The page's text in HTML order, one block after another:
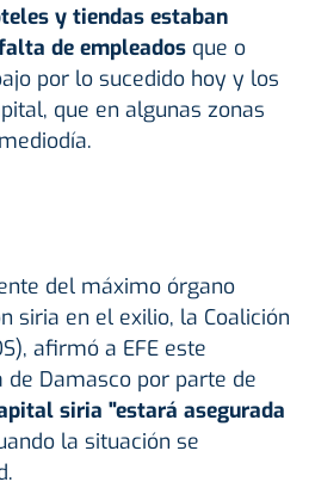
y tiendas estaban
de empleados que o
por lo sucedido hoy y los
que en algunas zonas
del máximo órgano
siria en el exilio, la Coalición
afirmó a EFE este
Damasco por parte de
siria "estará asegurada
la situación se